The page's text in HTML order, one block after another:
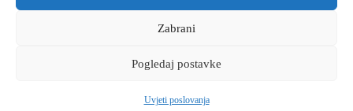
Zabrani
Pogledaj postavke
Uvjeti poslovanja